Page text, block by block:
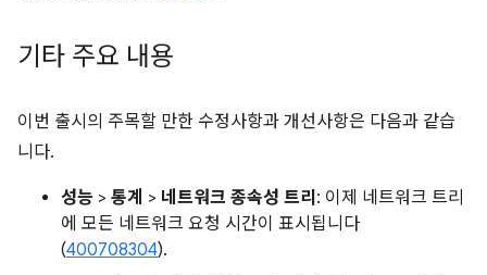
기타 주요 내용
이번 출시의 주목할 만한 수정사항과 개선사항은 다음과 같습
니다.
성능 > 통계 > 네트워크 종속성 트리 : 이제 네트워크 트리
에 모든 네트워크 요청 시간이 표시됩니다
(400708304).